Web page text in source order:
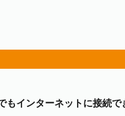
もインターネットに接続で